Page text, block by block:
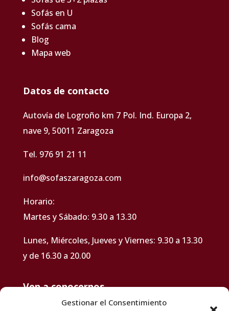
Gestionar el Consentimiento
Sofás en U
Sofás cama
Blog
Mapa web
Datos de contacto
Autovía de Logroño km 7 Pol. Ind. Europa 2,
nave 9, 50011 Zaragoza
Tel. 976 91 21 11
info@sofaszaragoza.com
Horario:
Martes y Sábado: 9.30 a 13.30
Lunes, Miércoles, Jueves y Viernes: 9.30 a 13.30
y de 16.30 a 20.00
Ven a conocernos